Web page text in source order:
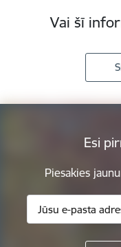
Vai šī
Esi
Piesakies